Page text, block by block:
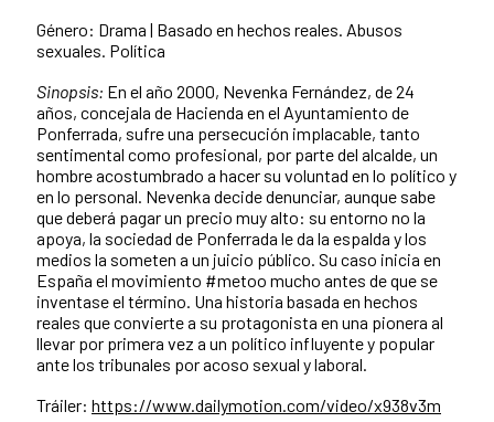
Género: Drama | Basado en hechos reales. Abusos
sexuales. Política
Sinopsis: En el año 2000, Nevenka Fernández, de 24
años, concejala de Hacienda en el Ayuntamiento de
Ponferrada, sufre una persecución implacable, tanto
sentimental como profesional, por parte del alcalde, un
hombre acostumbrado a hacer su voluntad en lo político y
en lo personal. Nevenka decide denunciar, aunque sabe
que deberá pagar un precio muy alto: su entorno no la
apoya, la sociedad de Ponferrada le da la espalda y los
medios la someten a un juicio público. Su caso inicia en
España el movimiento #metoo mucho antes de que se
inventase el término. Una historia basada en hechos
reales que convierte a su protagonista en una pionera al
llevar por primera vez a un político influyente y popular
ante los tribunales por acoso sexual y laboral.
Tráiler: https://www.dailymotion.com/video/x938v3m